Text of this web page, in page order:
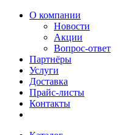
О компании
Новости
Акции
Вопрос-ответ
Партнёры
Услуги
Доставка
Прайс-листы
Контакты